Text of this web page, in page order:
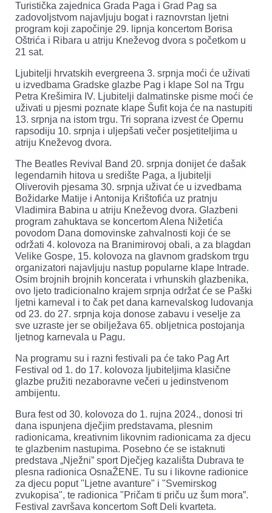
Turistička zajednica Grada Paga i Grad Pag sa
zadovoljstvom najavljuju bogat i raznovrstan ljetni
program koji započinje 29. lipnja koncertom Borisa
Oštrića i Ribara u atriju Kneževog dvora s početkom u
21 sat.
Ljubitelji hrvatskih evergreena 3. srpnja moći će uživati
u izvedbama Gradske glazbe Pag i klape Sol na Trgu
Petra Krešimira IV. Ljubitelji dalmatinske pisme moći će
uživati u pjesmi poznate klape Šufit koja će na nastupiti
13. srpnja na istom trgu. Tri soprana izvest će Opernu
rapsodiju 10. srpnja i uljepšati večer posjetiteljima u
atriju Kneževog dvora.
The Beatles Revival Band 20. srpnja donijet će dašak
legendarnih hitova u središte Paga, a ljubitelji
Oliverovih pjesama 30. srpnja uživat će u izvedbama
Božidarke Matije i Antonija Krištofića uz pratnju
Vladimira Babina u atriju Kneževog dvora. Glazbeni
program zahuktava se koncertom Alena Nižetića
povodom Dana domovinske zahvalnosti koji će se
održati 4. kolovoza na Branimirovoj obali, a za blagdan
Velike Gospe, 15. kolovoza na glavnom gradskom trgu
organizatori najavljuju nastup popularne klape Intrade.
Osim brojnih brojnih koncerata i vrhunskih glazbenika,
ovo ljeto tradicionalno krajem srpnja održat će se Paški
ljetni karneval i to čak pet dana karnevalskog ludovanja
od 23. do 27. srpnja koja donose zabavu i veselje za
sve uzraste jer se obilježava 65. obljetnica postojanja
ljetnog karnevala u Pagu.
Na programu su i razni festivali pa će tako Pag Art
Festival od 1. do 17. kolovoza ljubiteljima klasične
glazbe pružiti nezaboravne večeri u jedinstvenom
ambijentu.
Bura fest od 30. kolovoza do 1. rujna 2024., donosi tri
dana ispunjena dječjim predstavama, plesnim
radionicama, kreativnim likovnim radionicama za djecu
te glazbenim nastupima. Posebno će se istaknuti
predstava „Nježni” sport Dječjeg kazališta Dubrava te
plesna radionica OsnaŽENE. Tu su i likovne radionice
za djecu poput "Ljetne avanture" i "Svemirskog
zvukopisa", te radionica "Pričam ti priču uz šum mora”.
Festival završava koncertom Soft Deli kvarteta.